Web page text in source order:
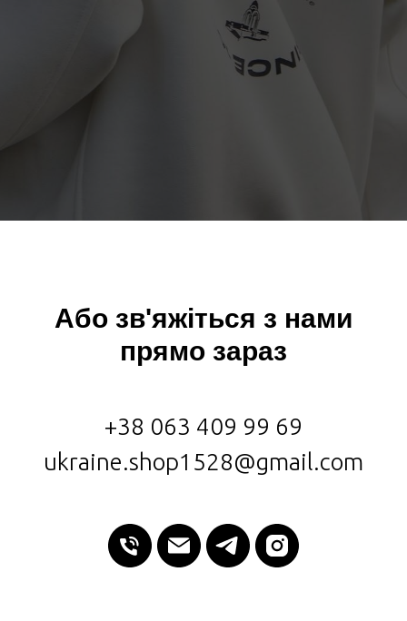
Або зв'яжіться з нами
прямо зараз
+38 063 409 99 69
ukraine.shop1528@gmail.com